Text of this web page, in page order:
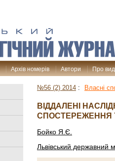
Архів номерів Автори
Про
№56 (2) 2014 : Власні
ВІДДАЛЕНІ
СПОСТЕРЕЖЕННЯ
Бойко Я.Є.
Львівський державний